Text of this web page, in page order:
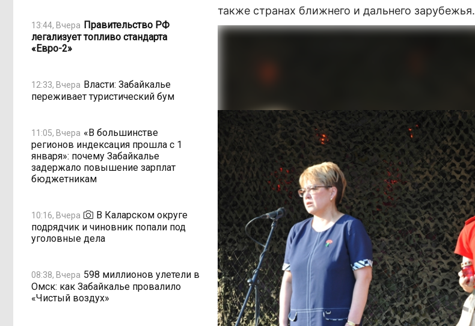
13:44, Вчера Правительство РФ
легализует топливо стандарта
«Евро-2»
12:33, Вчера Власти: Забайкалье
переживает туристический бум
11:05, Вчера «В большинстве
регионов индексация прошла с 1
января»: почему Забайкалье
задержало повышение зарплат
бюджетникам
10:16, Вчера
В Каларском округе
подрядчик и чиновник попали под
уголовные дела
08:38, Вчера 598 миллионов улетели в
Омск: как Забайкалье провалило
«Чистый воздух»
также странах ближнего и дальнего зарубежья.